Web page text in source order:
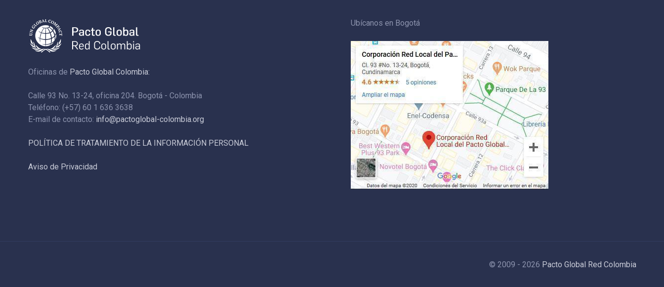
Oficinas de Pacto Global Colombia:
Calle 93 No. 13-24, oficina 204. Bogotá - Colombia
Teléfono: (+57) 60 1 636 3638
E-mail de contacto: info@pactoglobal-colombia.org
POLÍTICA DE TRATAMIENTO DE LA INFORMACIÓN PERSONAL
Aviso de Privacidad
Ubícanos en Bogotá
© 2009 - 2026 Pacto Global Red Colombia